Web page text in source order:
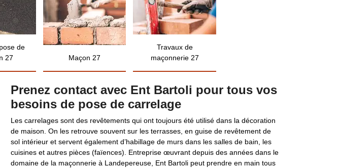
de
27
Maçon 27
Travaux de
maçonnerie 27
Prenez contact avec Ent Bartoli pour tous vos
besoins de pose de carrelage
Les carrelages sont des revêtements qui ont toujours été utilisé dans la décoration
de maison. On les retrouve souvent sur les terrasses, en guise de revêtement de
sol intérieur et servent également d’habillage de murs dans les salles de bain, les
cuisines et autres pièces (faïences). Entreprise œuvrant depuis des années dans le
domaine de la maçonnerie à Landepereuse, Ent Bartoli peut prendre en main tous